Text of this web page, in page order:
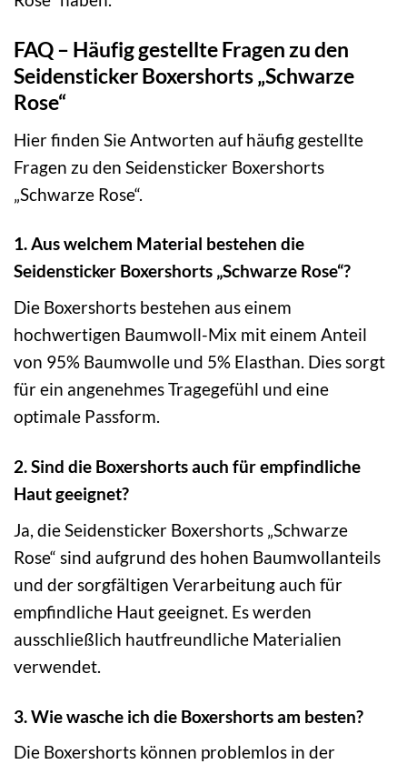
FAQ – Häufig gestellte Fragen zu den
Seidensticker Boxershorts „Schwarze
Rose“
Hier finden Sie Antworten auf häufig gestellte
Fragen zu den Seidensticker Boxershorts
„Schwarze Rose“.
1. Aus welchem Material bestehen die
Seidensticker Boxershorts „Schwarze Rose“?
Die Boxershorts bestehen aus einem
hochwertigen Baumwoll-Mix mit einem Anteil
von 95% Baumwolle und 5% Elasthan. Dies sorgt
für ein angenehmes Tragegefühl und eine
optimale Passform.
2. Sind die Boxershorts auch für empfindliche
Haut geeignet?
Ja, die Seidensticker Boxershorts „Schwarze
Rose“ sind aufgrund des hohen Baumwollanteils
und der sorgfältigen Verarbeitung auch für
empfindliche Haut geeignet. Es werden
ausschließlich hautfreundliche Materialien
verwendet.
3. Wie wasche ich die Boxershorts am besten?
Die Boxershorts können problemlos in der